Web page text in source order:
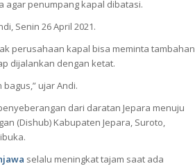
agar penumpang kapal dibatasi.
Senin 26 April 2021.
perusahaan kapal bisa meminta tambahan
dijalankan dengan ketat.
ujar Andi.
dari daratan Jepara menuju
(Dishub) Kabupaten Jepara, Suroto,
selalu meningkat tajam saat ada